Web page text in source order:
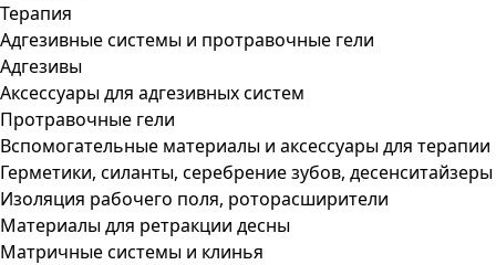
Терапия
Адгезивные системы и протравочные гели
Адгезивы
Аксессуары для адгезивных систем
Протравочные гели
Вспомогательные материалы и аксессуары для терапии
Герметики, силанты, серебрение зубов, десенситайзеры
Изоляция рабочего поля, роторасширители
Материалы для ретракции десны
Матричные системы и клинья